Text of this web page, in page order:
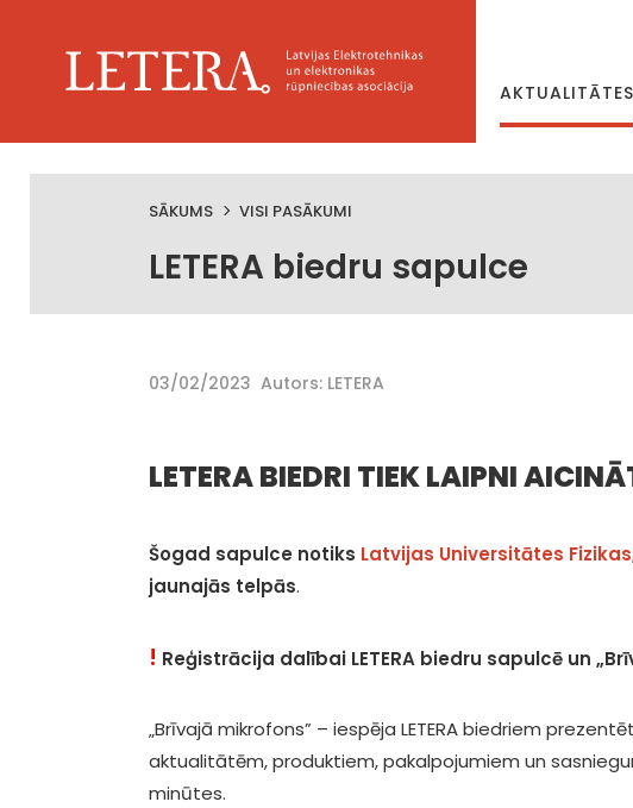
AKTUALITĀTES
SĀKUMS VISI PASĀKUMI
LETERA biedru sapulce
03/02/2023 Autors: LETERA
LETERA BIEDRI TIEK LAIPNI
Šogad sapulce notiks Latvijas Universitātes
jaunajās telpās.
! Reģistrācija dalībai LETERA biedru sapulcē un
„Brīvajā mikrofons” – iespēja LETERA biedriem
aktualitātēm, produktiem, pakalpojumiem un
minūtes.